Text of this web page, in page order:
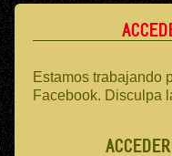
Estamos trabajando
Facebook. Disculpa